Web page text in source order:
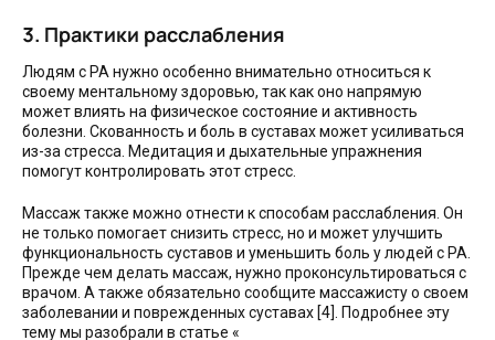
3. Практики расслабления
Людям с РА нужно особенно внимательно относиться к
своему ментальному здоровью, так как оно напрямую
может влиять на физическое состояние и активность
болезни. Скованность и боль в суставах может усиливаться
из-за стресса. Медитация и дыхательные упражнения
помогут контролировать этот стресс.
Массаж также можно отнести к способам расслабления. Он
не только помогает снизить стресс, но и может улучшить
функциональность суставов и уменьшить боль у людей с РА.
Прежде чем делать массаж, нужно проконсультироваться с
врачом. А также обязательно сообщите массажисту о своем
заболевании и поврежденных суставах [4]. Подробнее эту
тему мы разобрали в статье «